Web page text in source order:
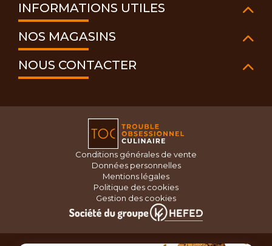
INFORMATIONS UTILES
NOS MAGASINS
NOUS CONTACTER
Conditions générales de vente
Données personnelles
Mentions légales
Politique des cookies
Gestion des cookies